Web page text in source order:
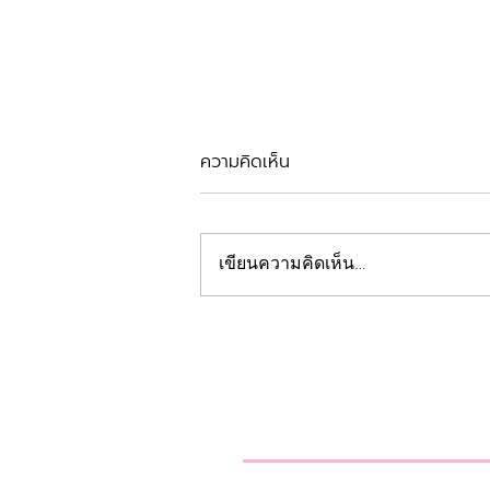
รีวิวตัดเหงือก
ความคิดเห็น
เขียนความคิดเห็น…